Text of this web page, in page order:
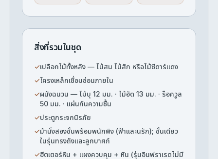
สิ่งที่รวมในชุด
✓เปลือกไม้ทั้งหลัง — ไม้สน ไม้สัก หรือไม้ซีดาร์แดง
✓โครงเหล็กเชื่อมซ่อนภายใน
✓ผนังฉนวน — ไม้บุ 12 มม. · ไม้อัด 13 มม. · ร็อควูล
50 มม. · แผ่นกันความชื้น
✓ประตูกระจกนิรภัย
✓ม้านั่งสองชั้นพร้อมพนักพิง (ฟ้าและนรัก); ชั้นเดียว
ในรุ่นทรงถังและลูกบาศก์
✓ฮีตเตอร์หิน + แผงควบคุม + หิน (รุ่นอินฟราเรดไม่มี